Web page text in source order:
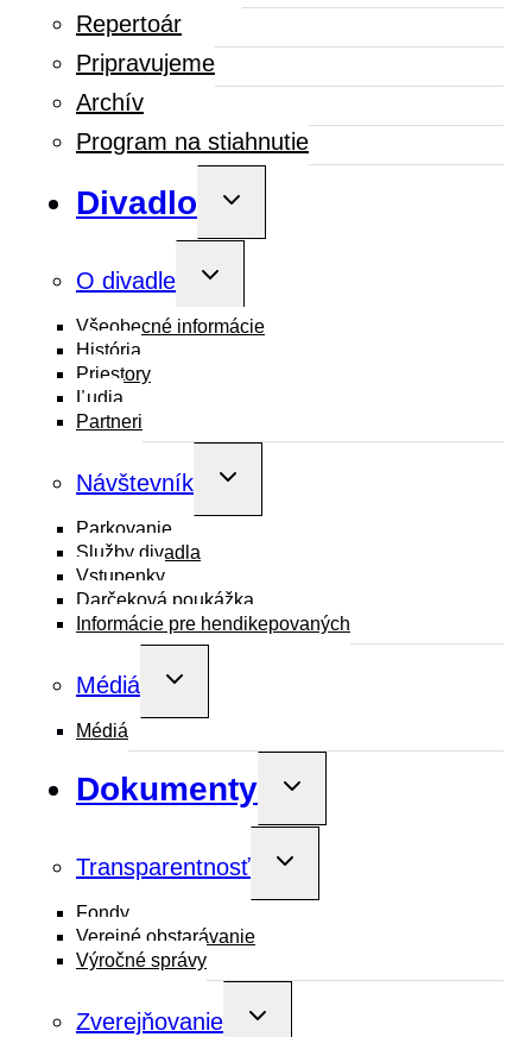
Repertoár
Pripravujeme
Archív
Program na stiahnutie
Divadlo
Toggle
menu
O divadle
Toggle
Všeobecné informácie
História
Priestory
Ľudia
Partneri
Návštevník
Toggle
menu
Parkovanie
Služby divadla
Vstupenky
Darčeková poukážka
Informácie pre hendikepovaných
Médiá
Toggle
menu
Médiá
Dokumenty
Toggle
menu
Transparentnosť
Toggle
menu
Fondy
Verejné obstarávanie
Výročné správy
Zverejňovanie
Toggle